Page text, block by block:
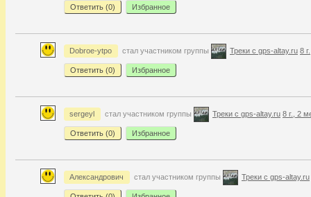
Ответить (0) Избранное
Dobroe-ytpo стал участником группы Треки с gps-altay.ru 8
Ответить (0) Избранное
sergeyl стал участником группы Треки с gps-altay.ru 8 г., 2
Ответить (0) Избранное
Александрович стал участником группы Треки с gps-altay.ru